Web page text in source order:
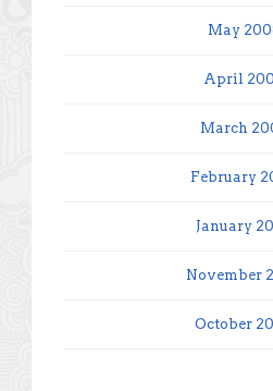
May
April
March
February
January
November
October